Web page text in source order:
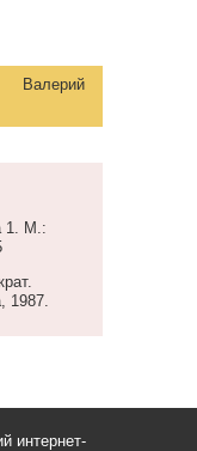
Валерий
1. М.:
1987.
интернет-